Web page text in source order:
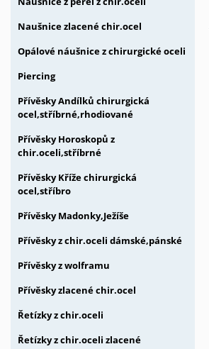
Naušnice zlacené chir.ocel
Opálové náušnice z chirurgické oceli
Piercing
Přívěsky Andílků chirurgická
ocel,stříbrné,rhodiované
Přívěsky Horoskopů z
chir.oceli,stříbrné
Přívěsky Kříže chirurgická
ocel,stříbro
Přívěsky Madonky,Ježíše
Přívěsky z chir.oceli dámské,pánské
Přívěsky z wolframu
Přívěsky zlacené chir.ocel
Řetízky z chir.oceli
Řetízky z chir.oceli zlacené